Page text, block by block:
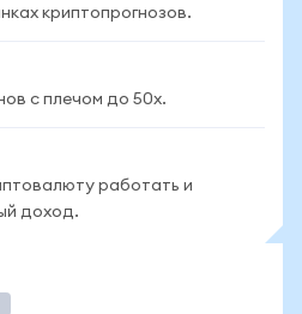
криптопрогнозов.
с плечом до 50x.
работать и
доход.